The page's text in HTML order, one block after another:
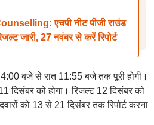
एचपी नीट पीजी राउंड
जारी, 27 नवंबर से करें रिपोर्ट
बजे से रात 11:55 बजे तक पूरी होगी।
को होगा। रिजल्ट 12 दिसंबर को
को 13 से 21 दिसंबर तक रिपोर्ट करना